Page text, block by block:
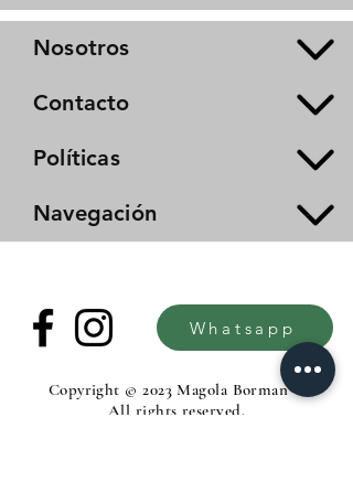
Nosotros
Contacto
Políticas
Navegación
Whatsapp
Copyright © 2023 Magola Borman®.
All rights reserved.